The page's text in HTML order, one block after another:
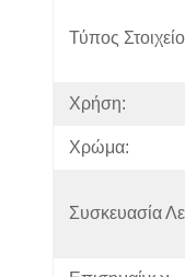
Τύπος
Χρήση:
Χρώμα:
Συσκευασία